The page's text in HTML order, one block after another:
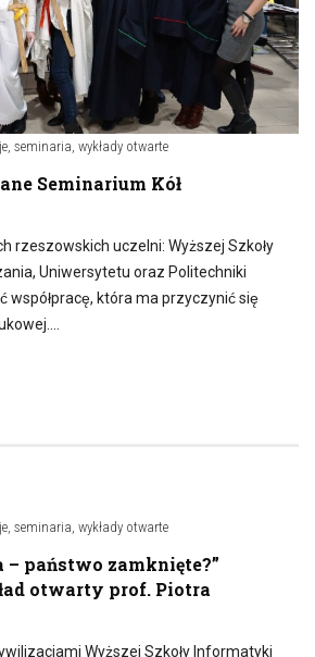
seminaria, wykłady otwarte
Seminarium Kół
rzeszowskich uczelni: Wyższej Szkoły
Uniwersytetu oraz Politechniki
współpracę, która ma przyczynić się
seminaria, wykłady otwarte
– państwo zamknięte?”
otwarty prof. Piotra
Wyższej Szkoły Informatyki